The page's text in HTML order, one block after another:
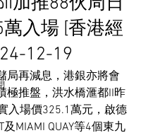
入場 [香港經
12-19
局再減息，港銀亦將會
極推盤，洪水橋滙都II昨
入場價325.1萬元，啟德
及MIAMI QUAY等4個東九